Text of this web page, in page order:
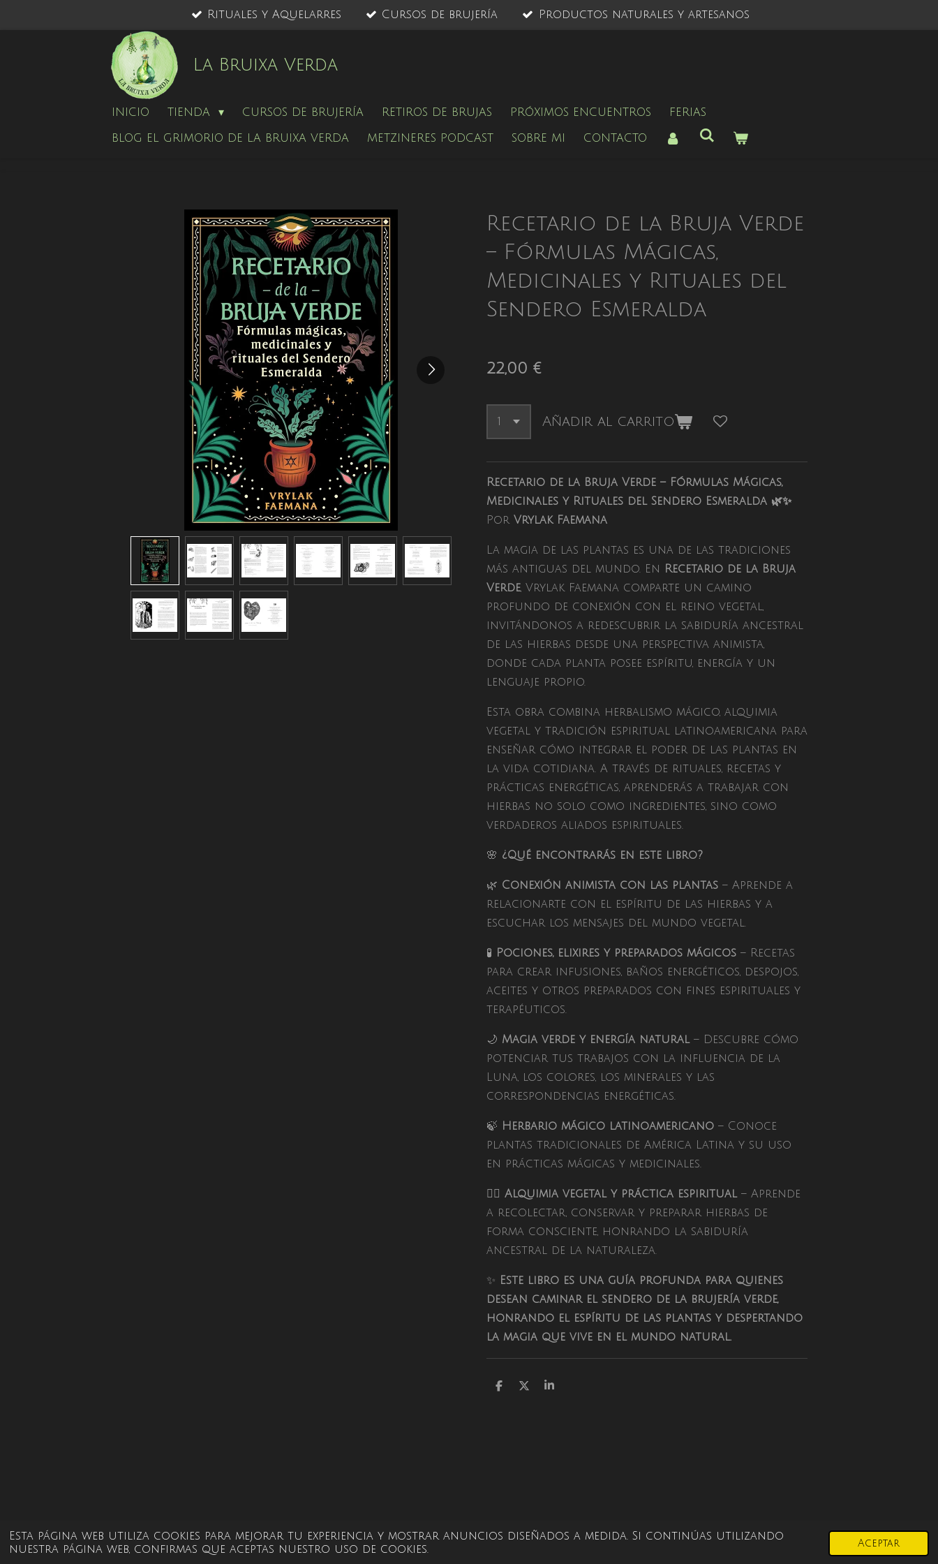
Esta página web utiliza cookies para mejorar tu experiencia y mostrar anuncios diseñados a medida. Si continúas utilizando
nuestra página web, confirmas que aceptas nuestro uso de cookies.
Aceptar
Rituales y Aquelarres Cursos de brujería Productos naturales y artesanos
La Bruixa Verda
INICIO TIENDA CURSOS DE BRUJERÍA RETIROS DE BRUJAS PRÓXIMOS ENCUENTROS FERIAS
BLOG EL GRIMORIO DE LA BRUIXA VERDA METZINERES PODCAST SOBRE MI CONTACTO
Recetario de la Bruja Verde
– Fórmulas Mágicas,
Medicinales y Rituales del
Sendero Esmeralda
22,00 €
Añadir al carrito
Recetario de la Bruja Verde – Fórmulas Mágicas,
Medicinales y Rituales del Sendero Esmeralda 🌿✨
Por Vrylak Faemana
La magia de las plantas es una de las tradiciones
más antiguas del mundo. En
Recetario de la Bruja
Verde, Vrylak Faemana comparte un camino
profundo de conexión con el reino vegetal,
invitándonos a redescubrir la sabiduría ancestral
de las hierbas desde una perspectiva animista,
donde cada planta posee espíritu, energía y un
lenguaje propio.
Esta obra combina herbalismo mágico, alquimia
vegetal y tradición espiritual latinoamericana para
enseñar cómo integrar el poder de las plantas en
la vida cotidiana. A través de rituales, recetas y
prácticas energéticas, aprenderás a trabajar con
hierbas no solo como ingredientes, sino como
verdaderos aliados espirituales.
🌸 ¿Qué encontrarás en este libro?
🌿 Conexión animista con las plantas – Aprende a
relacionarte con el espíritu de las hierbas y a
escuchar los mensajes del mundo vegetal.
🧪 Pociones, elixires y preparados mágicos – Recetas
para crear infusiones, baños energéticos, despojos,
aceites y otros preparados con fines espirituales y
terapéuticos.
🌙 Magia verde y energía natural– Descubre cómo
potenciar tus trabajos con la influencia de la
Luna, los colores, los minerales y las
correspondencias energéticas.
🍃 Herbario mágico latinoamericano – Conoce
plantas tradicionales de América Latina y su uso
en prácticas mágicas y medicinales.
🧙‍♀️ Alquimia vegetal y práctica espiritual– Aprende
a recolectar, conservar y preparar hierbas de
forma consciente, honrando la sabiduría
ancestral de la naturaleza.
✨ Este libro es una guía profunda para quienes
desean caminar el sendero de la brujería verde,
honrando el espíritu de las plantas y despertando
la magia que vive en el mundo natural.
C
C
C